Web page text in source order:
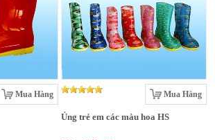
Mua Hàng Mua Hàng
Ủng trẻ em các màu hoa HS